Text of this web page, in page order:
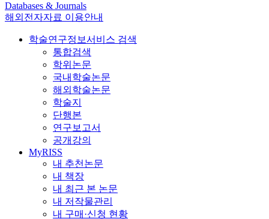
Databases & Journals
해외전자자료 이용안내
학술연구정보서비스 검색
통합검색
학위논문
국내학술논문
해외학술논문
학술지
단행본
연구보고서
공개강의
MyRISS
내 추천논문
내 책장
내 최근 본 논문
내 저작물관리
내 구매·신청 현황